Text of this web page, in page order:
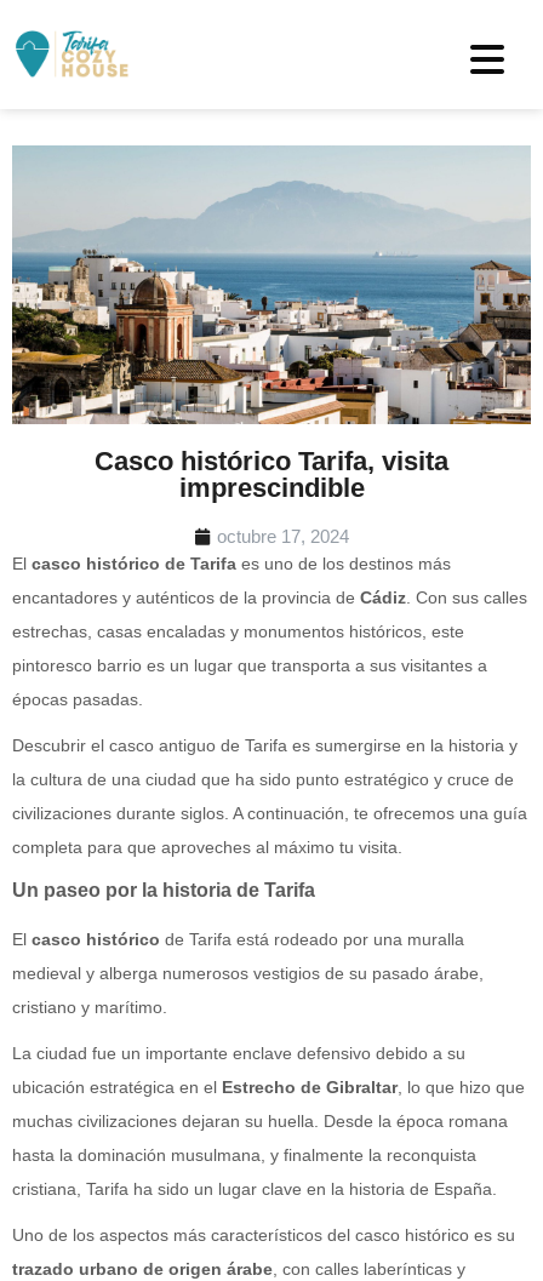
Casco histórico Tarifa, visita
imprescindible
octubre 17, 2024
El casco histórico de Tarifa es uno de los destinos más
encantadores y auténticos de la provincia de Cádiz. Con sus calles
estrechas, casas encaladas y monumentos históricos, este
pintoresco barrio es un lugar que transporta a sus visitantes a
épocas pasadas.
Descubrir el casco antiguo de Tarifa es sumergirse en la historia y
la cultura de una ciudad que ha sido punto estratégico y cruce de
civilizaciones durante siglos. A continuación, te ofrecemos una guía
completa para que aproveches al máximo tu visita.
Un paseo por la historia de Tarifa
El casco histórico de Tarifa está rodeado por una muralla
medieval y alberga numerosos vestigios de su pasado árabe,
cristiano y marítimo.
La ciudad fue un importante enclave defensivo debido a su
ubicación estratégica en el Estrecho de Gibraltar, lo que hizo que
muchas civilizaciones dejaran su huella. Desde la época romana
hasta la dominación musulmana, y finalmente la reconquista
cristiana, Tarifa ha sido un lugar clave en la historia de España.
Uno de los aspectos más característicos del casco histórico es su
trazado urbano de origen árabe, con calles laberínticas y